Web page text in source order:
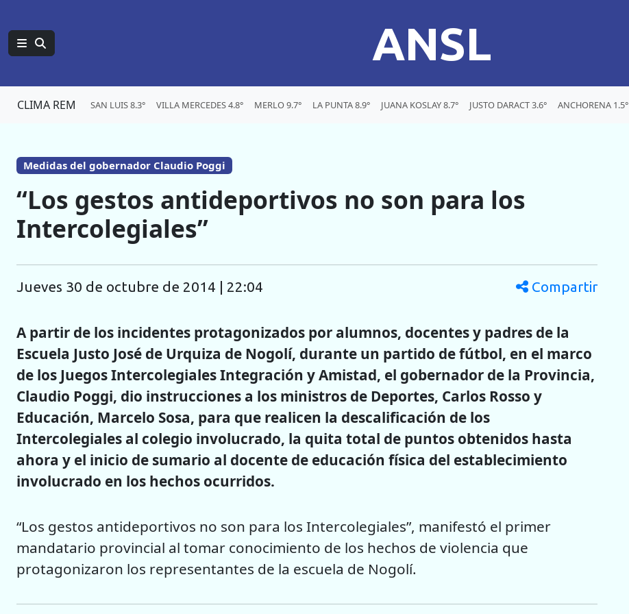
ANSL
CLIMA REM SAN LUIS 8.3° VILLA MERCEDES 4.8° MERLO 9.7° LA PUNTA 8.9° JUANA KOSLAY 8.7° JUSTO DARACT 3.6° ANCHORENA 1.5°
Medidas del gobernador Claudio Poggi
“Los gestos antideportivos no son para los
Intercolegiales”
jueves 30 de octubre de 2014 | 22:04 Compartir
A partir de los incidentes protagonizados por alumnos, docentes y padres de la
Escuela Justo José de Urquiza de Nogolí, durante un partido de fútbol, en el marco
de los Juegos Intercolegiales Integración y Amistad, el gobernador de la Provincia,
Claudio Poggi, dio instrucciones a los ministros de Deportes, Carlos Rosso y
Educación, Marcelo Sosa, para que realicen la descalificación de los
Intercolegiales al colegio involucrado, la quita total de puntos obtenidos hasta
ahora y el inicio de sumario al docente de educación física del establecimiento
involucrado en los hechos ocurridos.
“Los gestos antideportivos no son para los Intercolegiales”, manifestó el primer
mandatario provincial al tomar conocimiento de los hechos de violencia que
protagonizaron los representantes de la escuela de Nogolí.